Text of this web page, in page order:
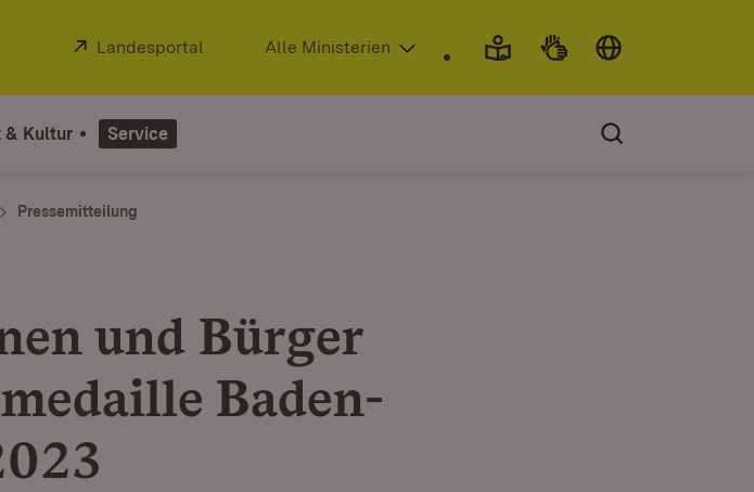
Extern:
Landesportal (Öffnet in neuem Fenster)
Alle Ministerien
& Kultur Service
Pressemitteilung
und Bürger
Baden-